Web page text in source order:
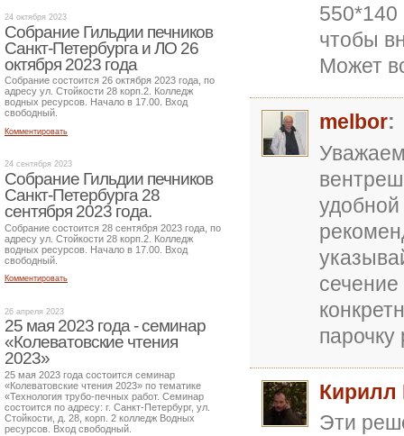
550*140
чтобы
Может
melbor:
Кирилл
Эти
24 октября 2023
Собрание Гильдии печников
Санкт-Петербурга и ЛО 26
октября 2023 года
Собрание состоится 26 октября 2023 года, по
адресу ул. Стойкости 28 корп.2. Колледж
водных ресурсов. Начало в 17.00. Вход
свободный.
Комментировать
24 сентября 2023
Собрание Гильдии печников
Санкт-Петербурга 28
сентября 2023 года.
Собрание состоится 28 сентября 2023 года, по
адресу ул. Стойкости 28 корп.2. Колледж
водных ресурсов. Начало в 17.00. Вход
свободный.
Комментировать
26 апреля 2023
25 мая 2023 года - семинар
«Колеватовские чтения
2023»
25 мая 2023 года состоится семинар
«Колеватовские чтения 2023» по тематике
«Технология трубо-печных работ. Семинар
состоится по адресу: г. Санкт-Петербург, ул.
Стойкости, д. 28, корп. 2 колледж Водных
ресурсов. Вход свободный.